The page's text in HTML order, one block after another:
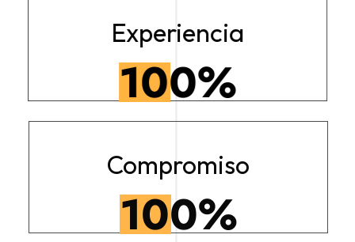
Experiencia
100%
Compromiso
100%